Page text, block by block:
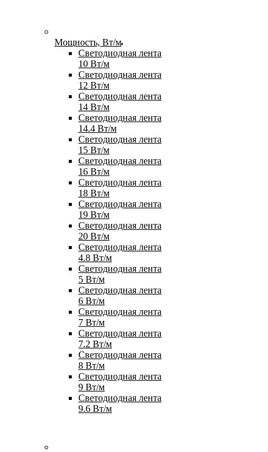
Мощность, Вт/м
Светодиодная лента
10 Вт/м
Светодиодная лента
12 Вт/м
Светодиодная лента
14 Вт/м
Светодиодная лента
14.4 Вт/м
Светодиодная лента
15 Вт/м
Светодиодная лента
16 Вт/м
Светодиодная лента
18 Вт/м
Светодиодная лента
19 Вт/м
Светодиодная лента
20 Вт/м
Светодиодная лента
4.8 Вт/м
Светодиодная лента
5 Вт/м
Светодиодная лента
6 Вт/м
Светодиодная лента
7 Вт/м
Светодиодная лента
7.2 Вт/м
Светодиодная лента
8 Вт/м
Светодиодная лента
9 Вт/м
Светодиодная лента
9.6 Вт/м